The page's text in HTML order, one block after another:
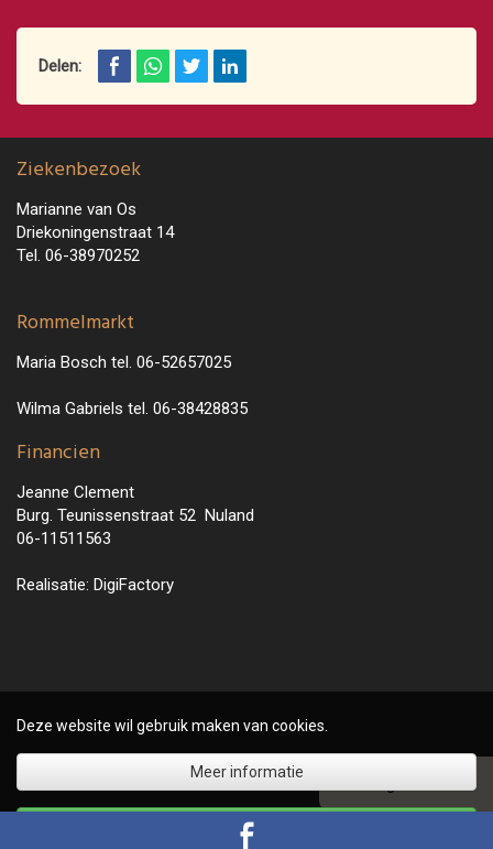
Delen:
Ziekenbezoek
Marianne van Os
Driekoningenstraat 14
Tel. 06-38970252
Rommelmarkt
Maria Bosch tel. 06-52657025
Wilma Gabriels tel. 06-38428835
Financien
Jeanne Clement
Burg. Teunissenstraat 52 Nuland
06-11511563
Realisatie: DigiFactory
Deze website wil gebruik maken van cookies.
Meer informatie
Akkoord
▲ Terug naar boven